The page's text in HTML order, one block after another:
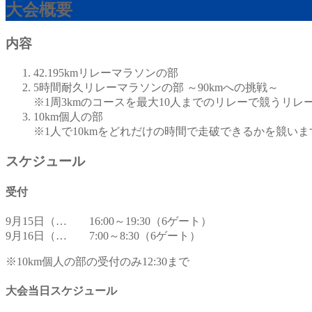
大会概要
内容
42.195kmリレーマラソンの部
5時間耐久リレーマラソンの部 ～90kmへの挑戦～
※1周3kmのコースを最大10人までのリレーで競うリレ
10km個人の部
※1人で10kmをどれだけの時間で走破できるかを競いま
スケジュール
受付
9月15日（金）
16:00～19:30（6ゲート）
9月16日（土）
7:00～8:30（6ゲート）
※10km個人の部の受付のみ12:30まで
大会当日スケジュール